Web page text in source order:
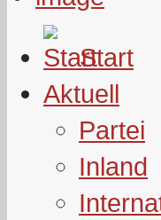
Start
Aktuell
Partei
Inland